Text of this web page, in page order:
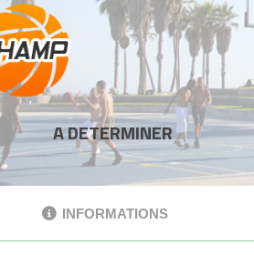
A DETERMINER
INFORMATIONS